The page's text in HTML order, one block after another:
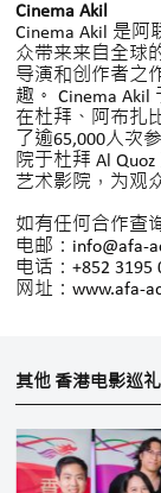
Cinema Akil
Cinema Akil 是
众带来来自全球
导演和创作者之
趣。 Cinema
在杜拜、阿布扎
了逾65,000人次
院于杜拜 Al
艺术影院，为观
如有任何合作查
电邮： info@afa-
电话：+852 3195
网址：www.afa-
其他 香港电影巡礼